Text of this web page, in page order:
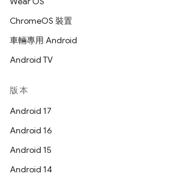
ChromeOS 裝置
車輛專用 Android
Android TV
版本
Android 17
Android 16
Android 15
Android 14